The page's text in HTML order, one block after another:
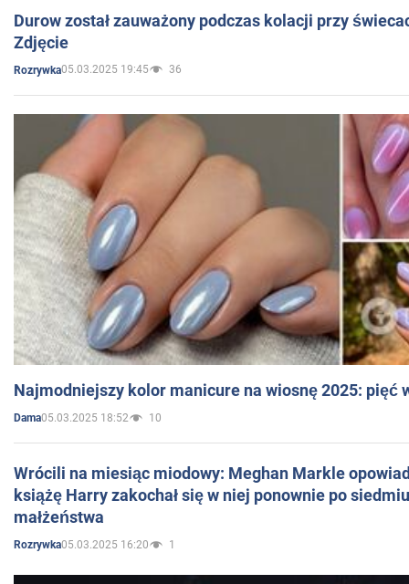
Durow został zauważony podczas kolacji przy
Zdjęcie
Rozrywka05.03.2025 19:45 36
Najmodniejszy kolor manicure na wiosnę 2025: pięć
Dama05.03.2025 18:52 10
Wrócili na miesiąc miodowy: Meghan Markle
książę Harry zakochał się w niej ponownie po
małżeństwa
Rozrywka05.03.2025 16:20 1